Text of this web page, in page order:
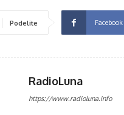
Podelite Facebook
RadioLuna
https://www.radioluna.info